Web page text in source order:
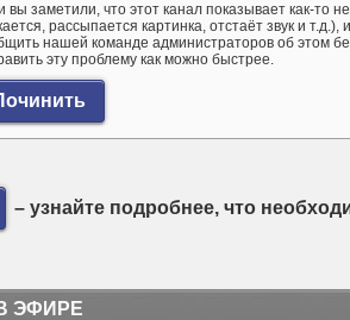
вы заметили, что этот канал показывает как-то
рассыпается картинка, отстаёт звук и
нашей команде администраторов об этом
эту проблему как можно быстрее.
– узнайте подробнее, что
ЭФИРЕ